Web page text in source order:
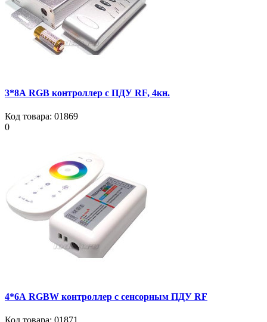
3*8А RGB контроллер с ПДУ RF, 4кн.
Код товара: 01869
0
4*6А RGBW контроллер с сенсорным ПДУ RF
Код товара: 01871